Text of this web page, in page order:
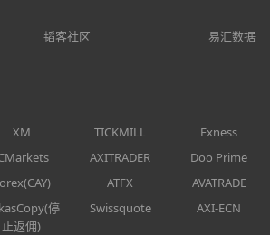
韬客社区 易汇数据
XM TICKMILL
Exness
AXITRADER
Doo Prime
ATFX
AVATRADE
停
止返佣)
Swissquote AXI-ECN